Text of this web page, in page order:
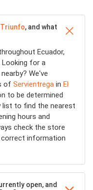
Triunfo, and what
Ecuador,
Looking for a
We've
of Servientrega in El
to be determined
list to find the nearest
hours and
check the store
information
open, and